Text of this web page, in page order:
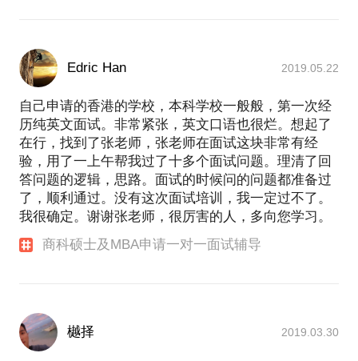
名校招生官的偏好和录取标准形成了一套自己的理
论，可以有效帮助同学找出亮点，避免同质化竞争的
冲突，实现自己的名校梦。 在负责现有客户的申请咨
询工作的同时，也受到复旦大学、南京大学、浙江大
学、上外贸和上财等国家重点高校精英学生社团的邀
请，为学生提供面试、简历、海外实习等方面的培
训。凭借自己在金融、会计和市场等行业领域的专业
知识、敏锐的才思和丰富的经验，受到了学生与校方
的一致好评与认可。
虽然工作内容主要是留学咨询，但多年与在校大学生
大家最有价值的东西。但遗憾的是国内的大学在职业
规划上还有很多路可以走，希望能够尽我自己所能影
响到最多的人走出自己对未来的迷茫。
Edric Han 2019.05.22
自己申请的香港的学校，本科学校一般般，第一次经
历纯英文面试。非常紧张，英文口语也很烂。想起了
在行，找到了张老师，张老师在面试这块非常有经
验，用了一上午帮我过了十多个面试问题。理清了回
答问题的逻辑，思路。面试的时候问的问题都准备过
了，顺利通过。没有这次面试培训，我一定过不了。
我很确定。谢谢张老师，很厉害的人，多向您学习。
商科硕士及MBA申请一对一面试辅导
樾择 2019.03.30